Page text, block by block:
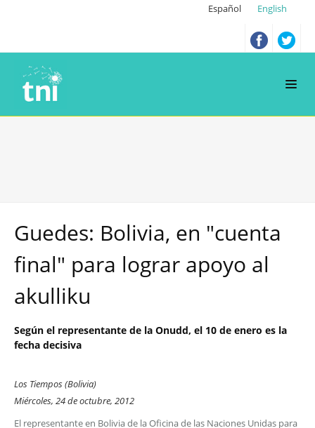
Español English
Guedes: Bolivia, en "cuenta
final" para lograr apoyo al
akulliku
Según el representante de la Onudd, el 10 de enero es la
fecha decisiva
Los Tiempos (Bolivia)
Miércoles, 24 de octubre, 2012
El representante en Bolivia de la Oficina de las Naciones Unidas para